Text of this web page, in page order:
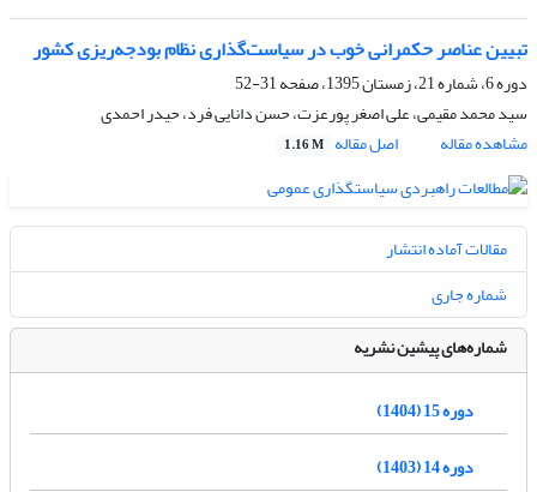
تبیین عناصر حکمرانی خوب در سیاست‌گذاری نظام بودجه‌ریزی کشور
دوره 6، شماره 21، زمستان 1395، صفحه
31-52
سید محمد مقیمی، علی اصغر پورعزت، حسن دانایی فرد، حیدر احمدی
مشاهده مقاله
اصل مقاله 1.16 M
مقالات آماده انتشار
شماره جاری
شماره‌های پیشین نشریه
دوره 15 (1404)
دوره 14 (1403)